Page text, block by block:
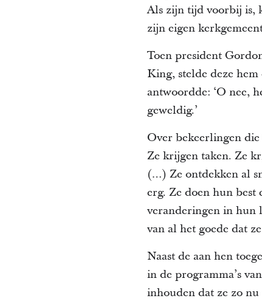
Als zijn tijd voorbij is,
zijn eigen
Toen president
King, stelde deze
antwoordde: ‘O nee,
geweldig.’
Over bekeerlingen
Ze krijgen taken. Ze
(…) Ze ontdekken al
erg. Ze doen hun best
veranderingen in hun
van al het goede dat
Naast de aan hen
in de programma’s
inhouden dat ze zo